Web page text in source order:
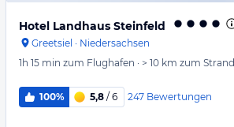
Hotel Landhaus Steinfeld
Greetsiel · Niedersachsen
1h 15 min zum Flughafen · > 10 km zum Strand
100% 5,8 / 6 247 Bewertungen